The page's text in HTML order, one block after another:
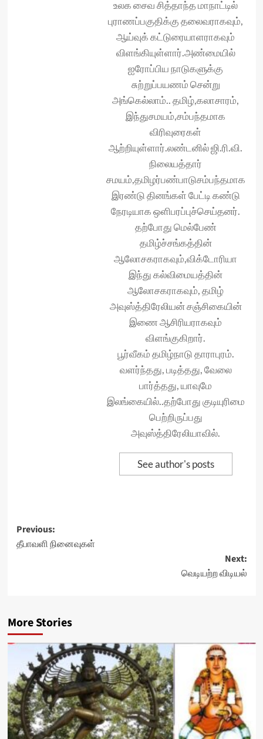
உலக சைவ‌ சித்தாந்த மாநாட்டில்
புராணப்பகுதிக்கு தலைவராகவும்,
ஆய்வுக் கட்டுரையாள‌ராகவும்
விளங்கியுள்ளார்.அண்மையில்
ஐரோப்பிய நாடுகளுக்கு
சுற்றுப்பயணம் சென்று
அங்கெல்லாம்.. தமிழ்,கலாசாரம்,
இந்துசமயம்,சம்பந்தமாக
விரிவுரைகள்
ஆற்றியுள்ளார்.லண்டனில் ஜி.ரி.வி.
நிலையத்தார்
சமயம்,தமிழர்பண்பாடுசம்பந்தமாக
இரண்டு தினங்கள் பேட்டி கண்டு
நேரடியாக ஒளிபரப்புச்செய்தனர்.
தற்போது மெல்பேண்
தமிழ்ச்சங்கத்தின்
ஆலோசகராகவும்,விக்டோரியா
இந்து கல்விமையத்தின்
ஆலோசகராகவும், தமிழ்
அவுஸ்த்திரேலியன் சஞ்சிகையின்
இணை ஆசிரியராகவும்
விளங்குகிறார்.
பூர்வீகம் தமிழ்நாடு தாராபுரம்.
வளர்ந்தது, படித்தது, வேலை
பார்த்தது, யாவுமே
இலங்கையில்..தற்போது குடியுரிமை
பெற்றிருப்பது
அவுஸ்த்திரேலியாவில்.
See author's posts
Post
navigation
Previous:
தீபாவளி நினைவுகள்
Next:
வெடியற்ற விடியல்
More Stories